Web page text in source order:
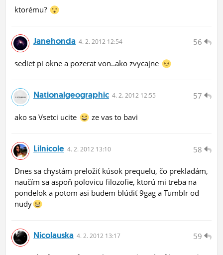
ktorému?
56
Janehonda 4. 2. 2012 12:54
sediet pi okne a pozerat von..ako zvycajne
57
Nationalgeographic 4. 2. 2012 12:55
ako sa Vsetci ucite ze vas to bavi
58
Lilnicole 4. 2. 2012 13:10
Dnes sa chystám preložiť kúsok prequelu, čo prekladám,
naučím sa aspoň polovicu filozofie, ktorú mi treba na
pondelok a potom asi budem blúdiť 9gag a Tumblr od
nudy
59
Nicolauska 4. 2. 2012 13:17